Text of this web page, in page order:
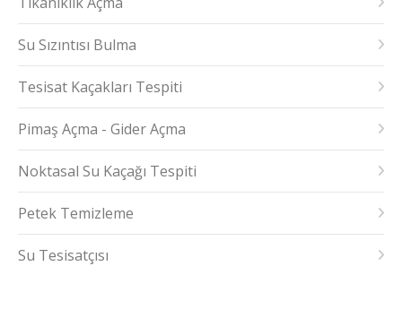
Su Sızıntısı Bulma
Tesisat Kaçakları Tespiti
Pimaş Açma - Gider Açma
Noktasal Su Kaçağı Tespiti
Petek Temizleme
Su Tesisatçısı